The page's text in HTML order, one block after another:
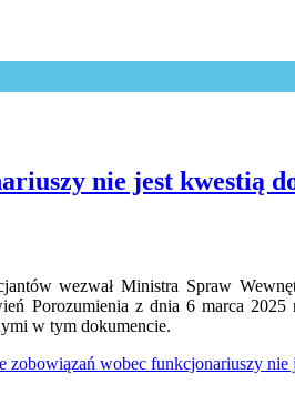
nie jest kwestią
wezwał Ministra Spraw
Porozumienia z dnia 6 marca
w tym dokumencie.
zobowiązań wobec funkcjonariuszy